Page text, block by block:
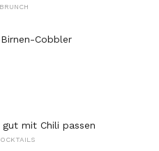
Cobbler
gut mit Chili passen